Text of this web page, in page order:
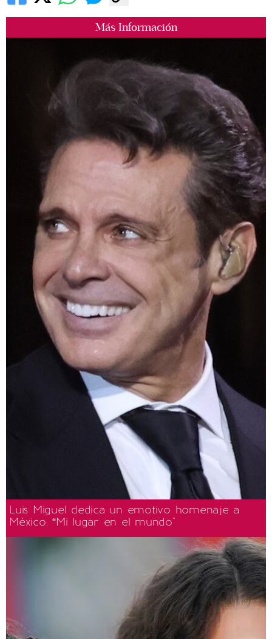
Más Información
Luis Miguel dedica un emotivo homenaje a
México: “Mi lugar en el mundo"